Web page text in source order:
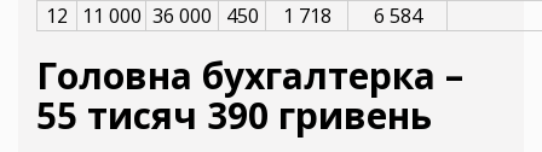
12
11 000 36 000 450 1 718 6 584
Головна бухгалтерка –
55 тисяч 390 гривень